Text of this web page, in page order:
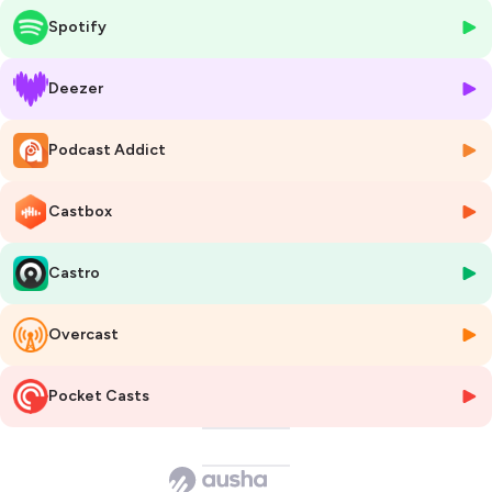
ménopause.
Ce corps que l’on montre, que l’on cache, que l’on juge parfois
Celui que l’on cherche à maîtriser… et celui avec lequel on apprend, peu
à peu, à s’aligner.
On a parlé de santé, de force, d’image, de soin Et de cette tension
permanente entre les injonctions extérieures et ce que l’on ressent,
Autour de la table : des femmes engagées, inspirantes, aux parcours
différents, mais reliées par cette même envie de dire les choses avec
justesse et sans langue de bois.
Bonne écoute !
Réalisation : Les Grandes Girls
Invitées : Valérie Weiss, Maud Nisand, Caroline Batzenhoffer, Christelle
Schenck, Jennifer Bonfadini, Eliane Yun Wang, Evelyn Zelada, Régine
Post-production et mixage : Ecole Studio M
Spotify
Deezer
Podcast Addict
Castbox
Castro
Overcast
Pocket Casts